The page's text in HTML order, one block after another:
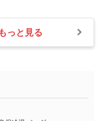
濃淡を表現した
印刷したい／印
色が本体色に合わ
そうな場合は、ス
ることもございま
障している場合
た場合
ついて
メールにてご連絡
質問も受け付けて
10:00～
っと見る